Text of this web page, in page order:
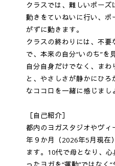
クラスでは、難しいポー
動きをていねいに行い、
がずに動きます。
クラスの終わりには、不
で、本来の自分“いのち”を
自分自身だけでなく、ま
と、やさしさが静かにひ
なココロを一緒に感じまし
［自己紹介］
都内のヨガスタジオやヴィ
年９か月（2026年5月現在
ます。10代で母となり、